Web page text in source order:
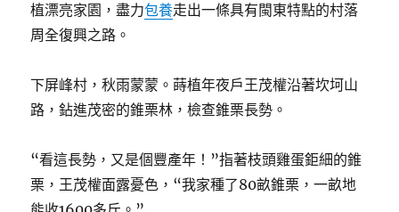
植漂亮家園，盡力包養走出一條具有閩東特點的村落
周全復興之路。
下屏峰村，秋雨蒙蒙。蒔植年夜戶王茂權沿著坎坷山
路，鉆進茂密的錐栗林，檢查錐栗長勢。
“看這長勢，又是個豐產年！”指著枝頭雞蛋鉅細的錐
栗，王茂權面露憂色，“我家種了80畝錐栗，一畝地